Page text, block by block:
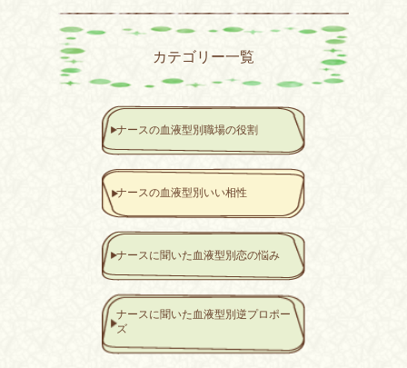
Ｏ型の彼の気持ち
カテゴリー一覧
ナースの血液型別職場の役割
ナースの血液型別いい相性
ナースに聞いた血液型別恋の悩み
ナースに聞いた血液型別逆プロポー
ズ